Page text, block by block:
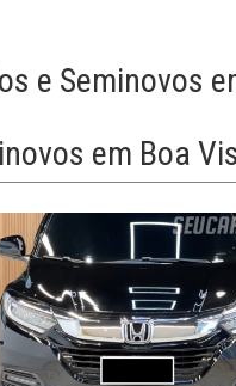
e Seminovos
em Boa